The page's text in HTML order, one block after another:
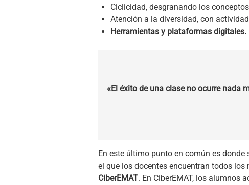
Ciclicidad, desgranando los
Atención a la diversidad, con
Herramientas y plataformas digitales.
«El éxito de una clase no ocurre nada
En este último punto en común es donde
el que los docentes encuentran todos
CiberEMAT. En CiberEMAT, los alumnos